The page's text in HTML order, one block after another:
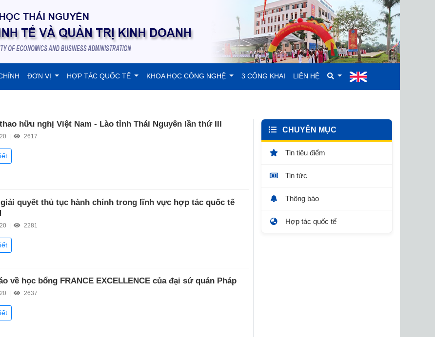
ĐƠN VỊ HỢP TÁC QUỐC TẾ KHOA HỌC CÔNG NGHỆ 3 CÔNG KHAI LIÊN HỆ
hữu nghị Việt Nam - Lào tỉnh Thái Nguyên lần thứ III
| 2617
quyết thủ tục hành chính trong lĩnh vực hợp tác quốc tế
| 2281
về học bổng FRANCE EXCELLENCE của đại sứ quán Pháp
| 2637
CHUYÊN MỤC
Tin tiêu điểm
Tin tức
Thông báo
Hợp tác quốc tế